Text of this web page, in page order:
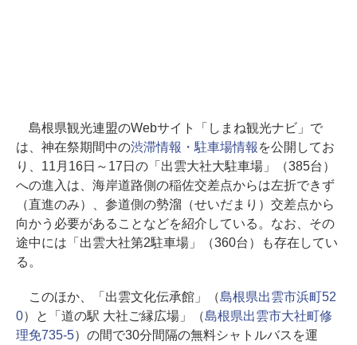
島根県観光連盟のWebサイト「しまね観光ナビ」で
は、神在祭期間中の渋滞情報・駐車場情報 を公開してお
り、11月16日～17日の「出雲大社大駐車場」（385台）
への進入は、海岸道路側の稲佐交差点からは左折できず
（直進のみ）、参道側の勢溜（せいだまり）交差点から
向かう必要があることなどを紹介している。なお、その
途中には「出雲大社第2駐車場」（360台）も存在してい
る。
このほか、「出雲文化伝承館」（島根県出雲市浜町52
0）と「道の駅 大社ご縁広場」（島根県出雲市大社町修
理免735-5）の間で30分間隔の無料シャトルバスを運